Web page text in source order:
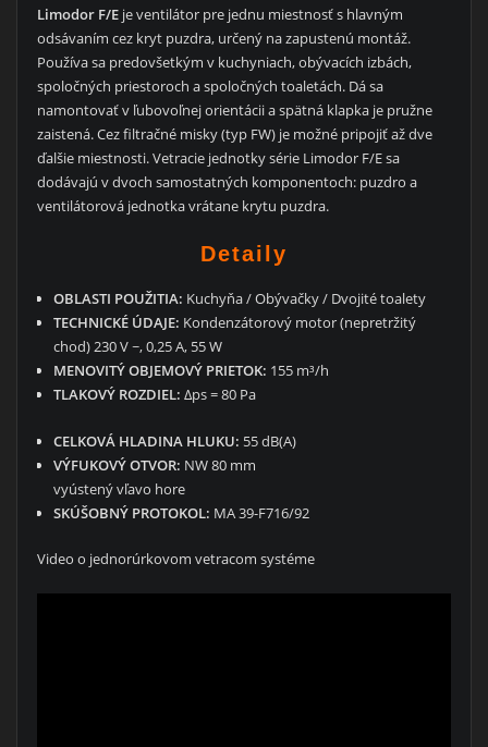
Limodor F/Eje ventilátor pre jednu miestnosť s hlavným
odsávaním cez kryt puzdra, určený na zapustenú montáž.
Používa sa predovšetkým v kuchyniach, obývacích izbách,
spoločných priestoroch a spoločných toaletách. Dá sa
namontovať v ľubovoľnej orientácii a spätná klapka je pružne
zaistená. Cez filtračné misky (typ FW) je možné pripojiť až dve
ďalšie miestnosti. Vetracie jednotky série Limodor F/E sa
dodávajú v dvoch samostatných komponentoch: puzdro a
ventilátorová jednotka vrátane krytu puzdra.
Detaily
OBLASTI POUŽITIA: Kuchyňa / Obývačky / Dvojité toalety
TECHNICKÉ ÚDAJE: Kondenzátorový motor (nepretržitý
chod) 230 V ~, 0,25 A, 55 W
MENOVITÝ OBJEMOVÝ PRIETOK: 155 m³/h
TLAKOVÝ ROZDIEL: Δps = 80 Pa
CELKOVÁ HLADINA HLUKU: 55 dB(A)
VÝFUKOVÝ OTVOR: NW 80 mm
vyústený vľavo hore
SKÚŠOBNÝ PROTOKOL: MA 39-F716/92
Video o jednorúrkovom vetracom systéme